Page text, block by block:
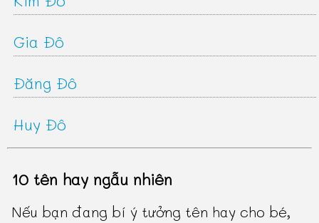
Gia Đô
Đăng Đô
Huy Đô
10 tên hay ngẫu nhiên
Nếu bạn đang bí ý tưởng tên hay cho bé,